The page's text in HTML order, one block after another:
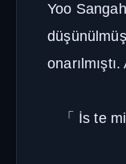
Yoo
「 İs te